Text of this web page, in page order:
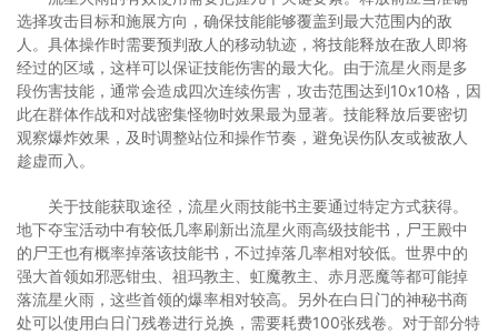
选择攻击目标和施展方向，确保技能能够覆盖到最大范围内的敌
人。具体操作时需要预判敌人的移动轨迹，将技能释放在敌人即将
经过的区域，这样可以保证技能伤害的最大化。由于流星火雨是多
段伤害技能，通常会造成四次连续伤害，攻击范围达到10x10格，因
此在群体作战和对战密集怪物时效果最为显著。技能释放后要密切
观察爆炸效果，及时调整站位和操作节奏，避免误伤队友或被敌人
趁虚而入。
关于技能获取途径，流星火雨技能书主要通过特定方式获得。
地下夺宝活动中有较低几率刷新出流星火雨高级技能书，尸王殿中
的尸王也有概率掉落该技能书，不过掉落几率相对较低。世界中的
强大首领如邪恶钳虫、祖玛教主、虹魔教主、赤月恶魔等都可能掉
落流星火雨，这些首领的爆率相对较高。另外在白日门的神秘书商
处可以使用白日门残卷进行兑换，需要耗费100张残卷。对于部分特